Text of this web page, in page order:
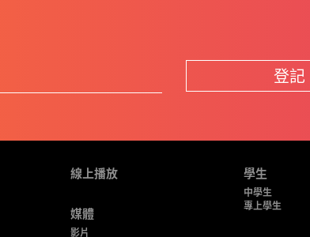
登記
線上播放
媒體
影片
學生
中學生
專上學生